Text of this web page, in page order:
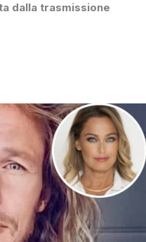
dalla trasmissione